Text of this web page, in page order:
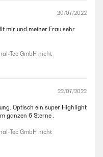
29/07/2022
mir und meiner Frau sehr
Tec GmbH nicht
22/07/2022
Optisch ein super Highlight
ganzen 6 Sterne .
Tec GmbH nicht